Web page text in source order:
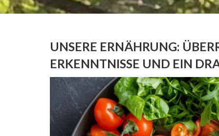
UNSERE ERNÄHRUNG:
ERKENNTNISSE UND EIN